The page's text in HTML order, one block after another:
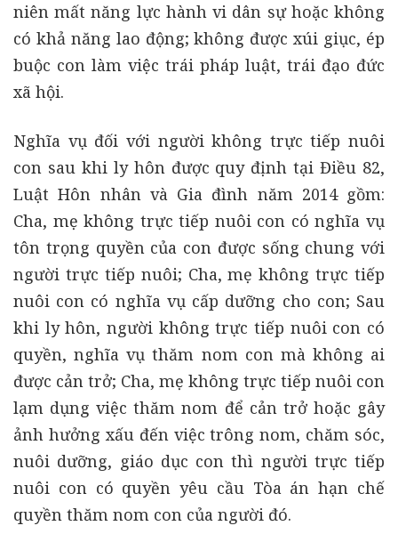
niên mất năng lực hành vi dân sự hoặc không
có khả năng lao động; không được xúi giục, ép
buộc con làm việc trái pháp luật, trái đạo đức
xã hội.
Nghĩa vụ đối với người không trực tiếp nuôi
con sau khi ly hôn được quy định tại Điều 82,
Luật Hôn nhân và Gia đình năm 2014 gồm:
Cha, mẹ không trực tiếp nuôi con có nghĩa vụ
tôn trọng quyền của con được sống chung với
người trực tiếp nuôi; Cha, mẹ không trực tiếp
nuôi con có nghĩa vụ cấp dưỡng cho con; Sau
khi ly hôn, người không trực tiếp nuôi con có
quyền, nghĩa vụ thăm nom con mà không ai
được cản trở; Cha, mẹ không trực tiếp nuôi con
lạm dụng việc thăm nom để cản trở hoặc gây
ảnh hưởng xấu đến việc trông nom, chăm sóc,
nuôi dưỡng, giáo dục con thì người trực tiếp
nuôi con có quyền yêu cầu Tòa án hạn chế
quyền thăm nom con của người đó.